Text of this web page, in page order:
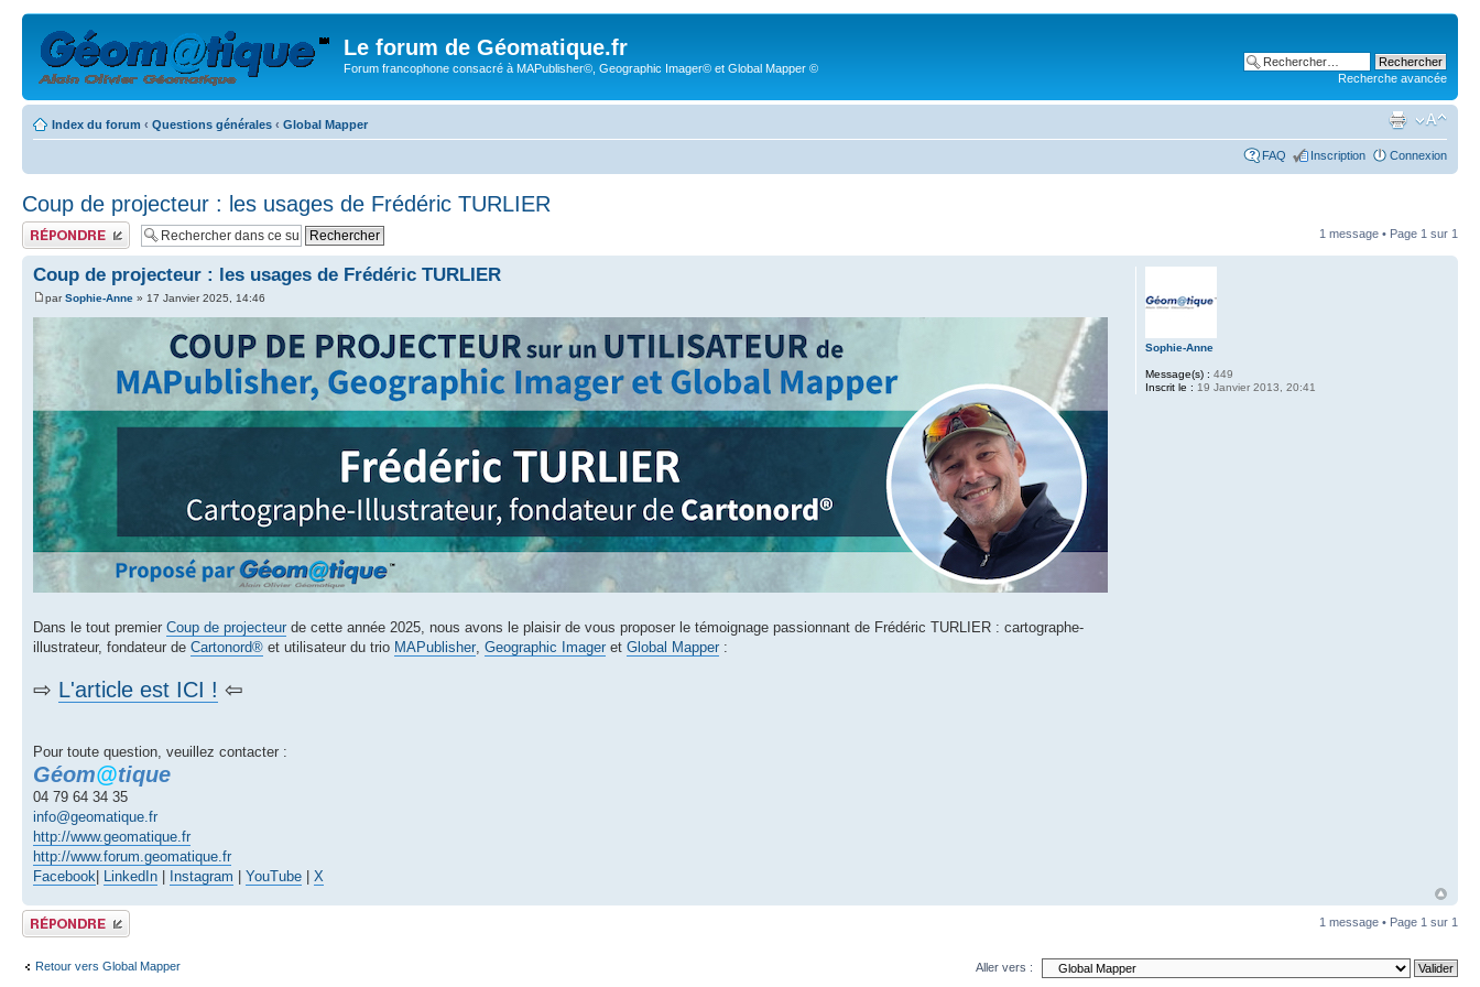
Le forum de Géomatique.fr
Forum francophone consacré à MAPublisher©, Geographic Imager© et Global Mapper ©
Recherche avancée
Index du forum ‹ Questions générales ‹ Global Mapper
FAQ Inscription Connexion
Coup de projecteur : les usages de Frédéric TURLIER
Publier une réponse 1 message • Page 1 sur 1
Coup de projecteur : les usages de Frédéric TURLIER
parSophie-Anne » 17 Janvier 2025, 14:46
Dans le tout premier Coup de projecteur de cette année 2025, nous avons le plaisir de vous proposer le témoignage passionnant de Frédéric TURLIER : cartographe-
illustrateur, fondateur de Cartonord® et utilisateur du trio MAPublisher Geographic Imager et Global Mapper :
⇨ L'article est ICI ! ⇦
Pour toute question, veuillez contacter :
Géom@tique
04 79 64 34 35
info@geomatique.fr
http://www.geomatique.fr
http://www.forum.geomatique.fr
Facebook| LinkedIn | Instagram | YouTube | X
Sophie-Anne
Message(s) : 449
Inscrit le : 19 Janvier 2013, 20:41
Publier une réponse 1 message • Page 1 sur 1
Retour vers Global Mapper Aller vers :